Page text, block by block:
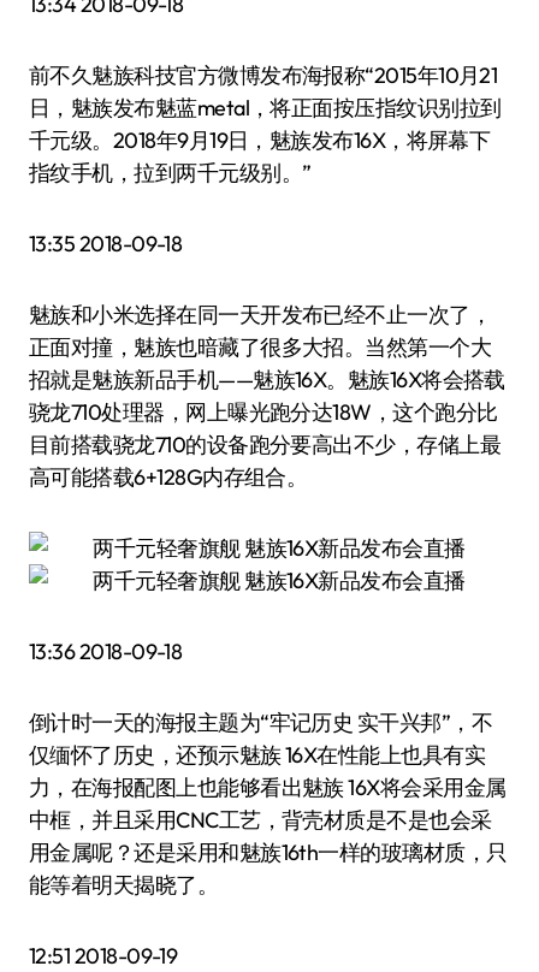
前不久魅族科技官方微博发布海报称“2015年10月21
日，魅族发布魅蓝metal，将正面按压指纹识别拉到
千元级。2018年9月19日，魅族发布16X，将屏幕下
指纹手机，拉到两千元级别。”
13:35 2018-09-18
魅族和小米选择在同一天开发布已经不止一次了，
正面对撞，魅族也暗藏了很多大招。当然第一个大
招就是魅族新品手机——魅族16X。魅族16X将会搭载
骁龙710处理器，网上曝光跑分达18W，这个跑分比
目前搭载骁龙710的设备跑分要高出不少，存储上最
高可能搭载6+128G内存组合。
13:36 2018-09-18
倒计时一天的海报主题为“牢记历史 实干兴邦”，不
仅缅怀了历史，还预示魅族 16X在性能上也具有实
力，在海报配图上也能够看出魅族 16X将会采用金属
中框，并且采用CNC工艺，背壳材质是不是也会采
用金属呢？还是采用和魅族16th一样的玻璃材质，只
能等着明天揭晓了。
12:51 2018-09-19